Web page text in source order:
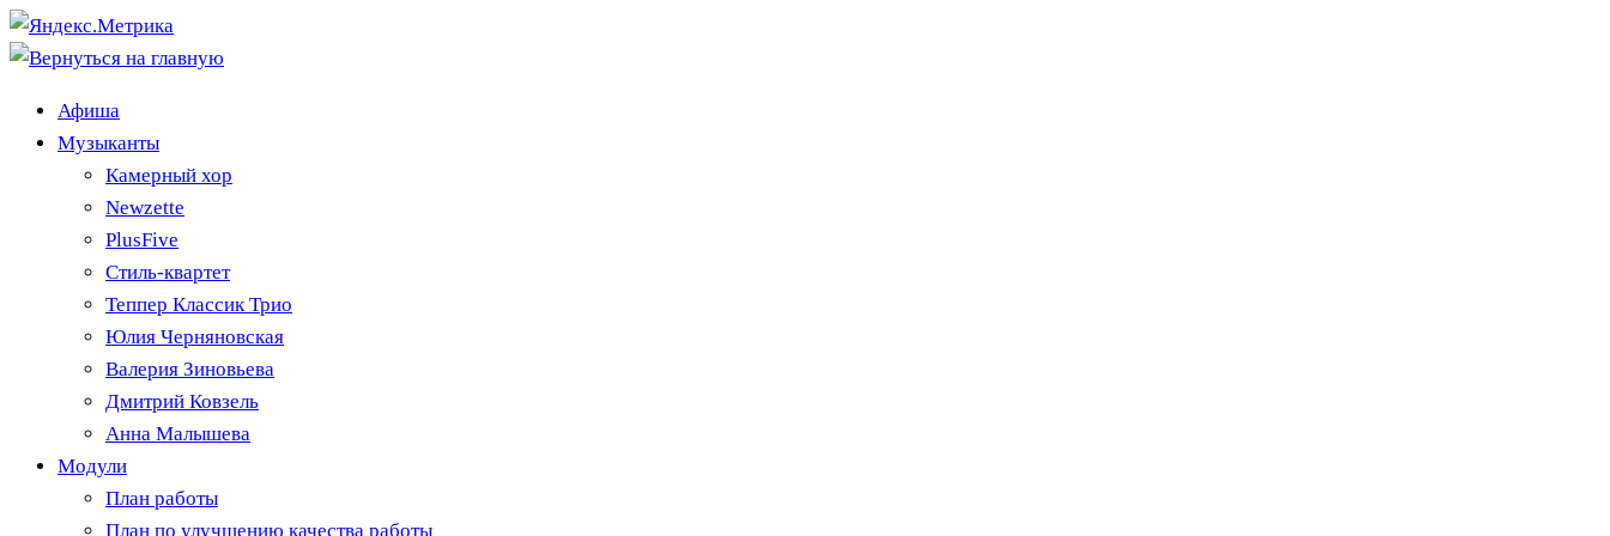
Афиша
Музыканты
Камерный хор
Newzette
PlusFive
Стиль-квартет
Теппер Классик Трио
Юлия Черняновская
Валерия Зиновьева
Дмитрий Ковзель
Анна Малышева
Модули
План работы
План по улучшению качества работы